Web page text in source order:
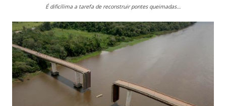
É dificílima a tarefa de reconstruir pontes queimadas…